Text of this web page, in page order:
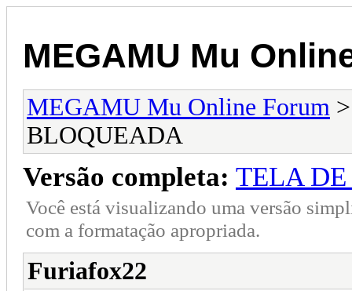
MEGAMU Mu
MEGAMU Mu Online Forum
BLOQUEADA
Versão completa: TELA
Você está visualizando uma versão
com a formatação apropriada.
Furiafox22